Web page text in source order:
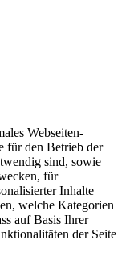
Webseiten-
für den Betrieb der
sind, sowie
für
Inhalte
welche Kategorien
auf Basis Ihrer
der Seite